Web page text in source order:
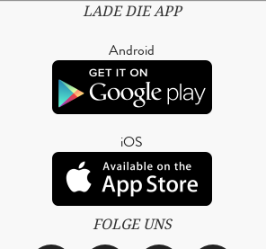
LADE DIE APP
Android
iOS
FOLGE UNS